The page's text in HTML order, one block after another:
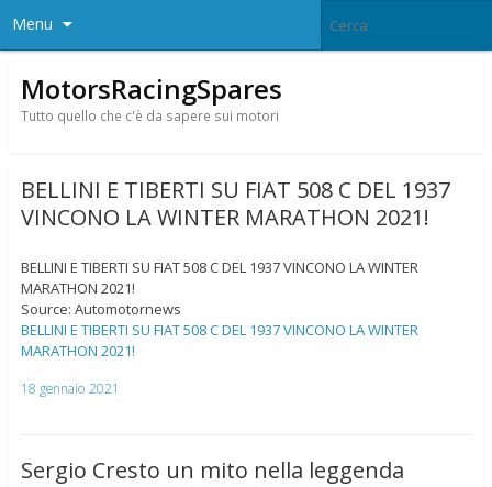
Menu
MotorsRacingSpares
Tutto quello che c'è da sapere sui motori
BELLINI E TIBERTI SU FIAT 508 C DEL 1937
VINCONO LA WINTER MARATHON 2021!
BELLINI E TIBERTI SU FIAT 508 C DEL 1937 VINCONO LA WINTER
MARATHON 2021!
Source: Automotornews
BELLINI E TIBERTI SU FIAT 508 C DEL 1937 VINCONO LA WINTER
MARATHON 2021!
18 gennaio 2021
Sergio Cresto un mito nella leggenda